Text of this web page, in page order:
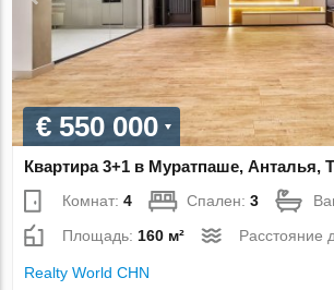
€ 550 000
Квартира 3+1 в Муратпаше, Анталья,
Комнат:4 Спален:3
Площадь: 160 м² Расстояние
Realty World CHN